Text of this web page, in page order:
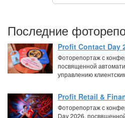
Последние
Profit Contact Day
Фоторепортаж с
посвященной
управлению
Profit Retail &
Фоторепортаж с
Day 2026,